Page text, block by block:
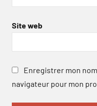
Site web
Enregistrer mon
navigateur pour mon